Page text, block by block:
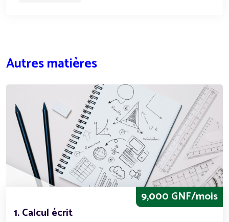
Autres matières
9,000 GNF/mois
1. Calcul écrit